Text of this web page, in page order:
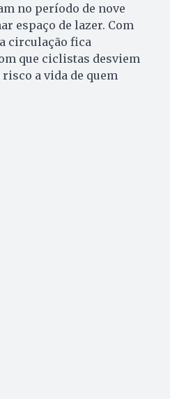
no período de nove
espaço de lazer. Com
circulação fica
que ciclistas desviem
a vida de quem